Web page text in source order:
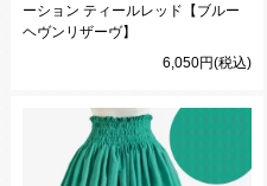
ーション ティールレッド【ブルー
ヘヴンリザーヴ】
6,050円(税込)